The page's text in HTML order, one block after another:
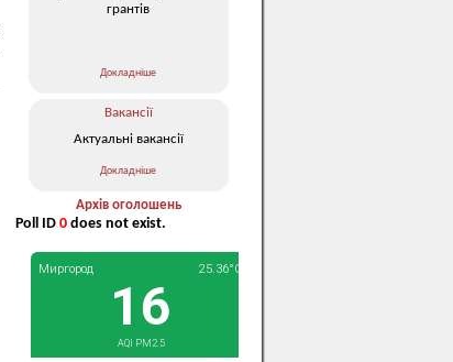
грантів
Докладніше
Вакансії
Актуальні вакансії
Докладніше
Архів оголошень
Poll ID 0 does not exist.